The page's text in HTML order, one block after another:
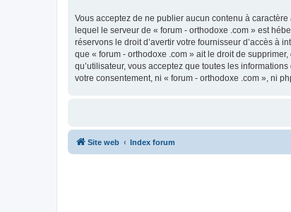
Vous acceptez de ne publier aucun contenu à
lequel le serveur de « forum - orthodoxe .com » est
réservons le droit d’avertir votre fournisseur d’accès à
que « forum - orthodoxe .com » ait le droit de
qu’utilisateur, vous acceptez que toutes les
votre consentement, ni « forum - orthodoxe .com », ni
Site web Index forum